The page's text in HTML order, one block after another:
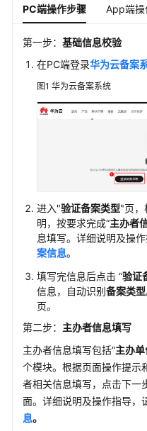
首
备
案
程
程
新
增
联
网
服
务
流
程
骤
PC端操作步骤 App端操
第一步： 基础信息校验
在PC端登录华为云备案
图1 华为云备案系统
进入"验证备案类型"页，
明，按要求完成“主办者
息填写。详细说明及操
案信息。
填写完信息后点击 “验证
信息，自动识别备案类型
页。
第二步： 主办者信息填写
主办者信息填写包括“主办
个模块。根据页面操作提示
者相关信息填写，点击下一
面。详细说明及操作指导，
息。